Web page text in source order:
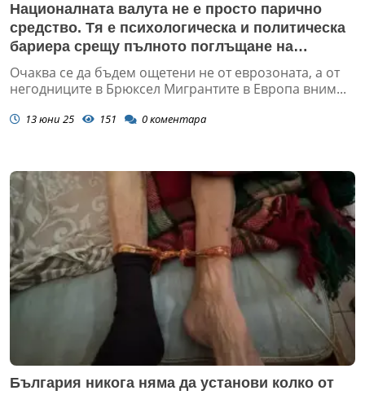
Националната валута не е просто парично
средство. Тя е психологическа и политическа
бариера срещу пълното поглъщане на
държавата от наднационалния център
Очаква се да бъдем ощетени не от еврозоната, а от
негодниците в Брюксел Мигрантите в Европа вним...
13 юни 25 151 0коментара
България никога няма да установи колко от